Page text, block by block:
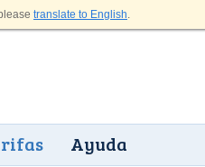
translate to English.
Ayuda